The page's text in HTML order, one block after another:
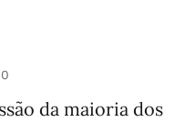
da maioria dos